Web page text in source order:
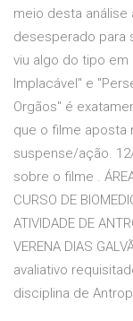
meio desta análise
desesperado para
viu algo do tipo
Implacável" e
Orgãos" é
que o filme aposta
suspense/ação.
sobre o filme .
CURSO DE
ATIVIDADE DE
VERENA DIAS
avaliativo
disciplina de